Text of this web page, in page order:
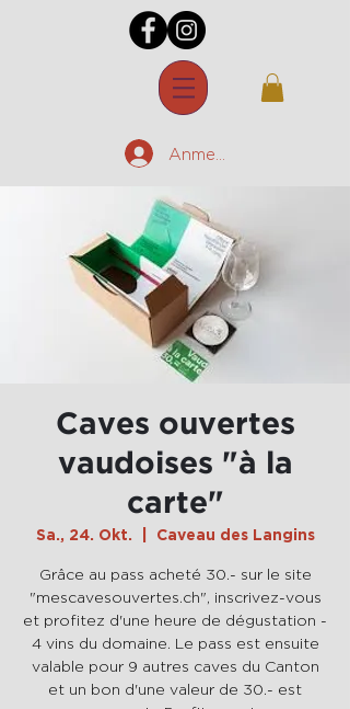
Anmelden
Caves ouvertes
vaudoises "à la
carte"
Sa., 24. Okt. Caveau des Langins
Grâce au pass acheté 30.- sur le site
"mescavesouvertes.ch", inscrivez-vous
et profitez d'une heure de dégustation -
4 vins du domaine. Le pass est ensuite
valable pour 9 autres caves du Canton
et un bon d'une valeur de 30.- est